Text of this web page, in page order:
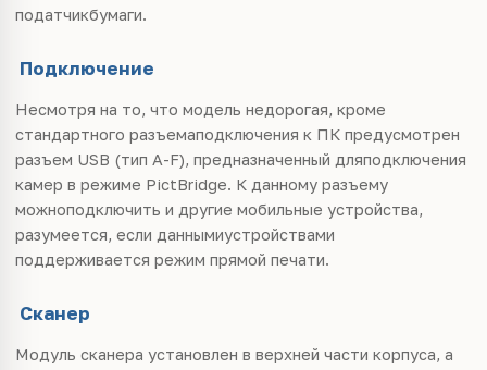
податчикбумаги.
Подключение
Несмотря на то, что модель недорогая, кроме
стандартного разъемаподключения к ПК предусмотрен
разъем USB (тип A-F), предназначенный дляподключения
камер в режиме PictBridge. К данному разъему
можноподключить и другие мобильные устройства,
разумеется, если даннымиустройствами
поддерживается режим прямой печати.
Сканер
Модуль сканера установлен в верхней части корпуса, а